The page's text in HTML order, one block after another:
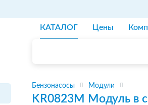
КАТАЛОГ Цены
Бензонасосы Модули
KR0823M Модуль в